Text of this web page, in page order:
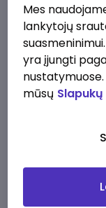
Kokios srities
Pridėti naują
Mes
lankytojų
yra įjungti
mūsų